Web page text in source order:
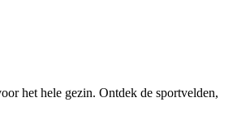
het hele gezin. Ontdek de sportvelden,